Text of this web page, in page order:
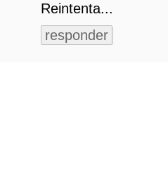
Reintenta...
responder